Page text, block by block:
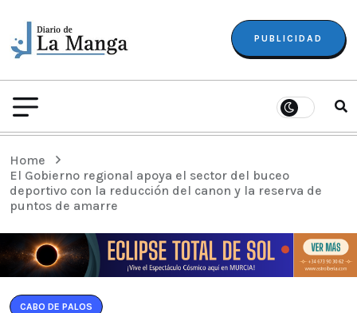
PUBLICIDAD
Home
El Gobierno regional apoya el sector del buceo
deportivo con la reducción del canon y la reserva de
puntos de amarre
CABO DE PALOS